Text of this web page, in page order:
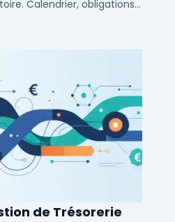
Calendrier, obligations
et ETI.
de Trésorerie